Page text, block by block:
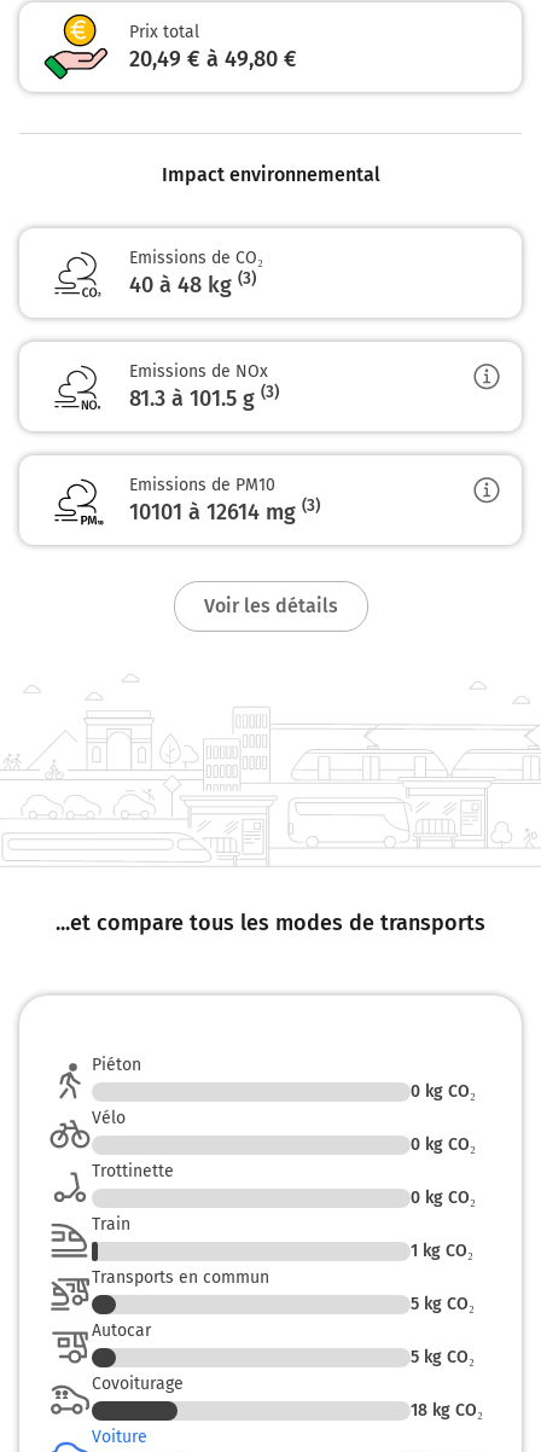
89 km
Continuer N12 sur 450 mètres
Tourner à droite sur D53 (Rue Hippolyte Lozier) et
continuer sur 2,2 kilomètres
107 km
Au rond-point, prendre la 2ème sortie sur D50
109 km
110 km
Tourner légèrement à droite sur D50 (Avenue
Victor Hugo) et continuer sur 650 mètres
110 km
Au rond-point, prendre la 2ème sortie sur D50
111 km
112 km
Prendre à gauche et rejoindre N12. Continuer sur
Au rond-point, prendre la 2ème sortie sur N12
(Route Nationale 12) et continuer sur 3,3
Continuer N12 sur 57 kilomètres
N12
116 km
Prix total
20,49 € à 49,80 €
Impact environnemental
Emissions de CO₂
40 à 48 kg (3)
Emissions de NOx
81.3 à 101.5 g (3)
Emissions de PM10
10101 à 12614 mg (3)
Voir les détails
...et compare tous les modes de transports
Piéton
0 kg CO₂
Vélo
0 kg CO₂
Trottinette
0 kg CO₂
Train
1 kg CO₂
Transports en commun
5 kg CO₂
Autocar
5 kg CO₂
Covoiturage
18 kg CO₂
Voiture